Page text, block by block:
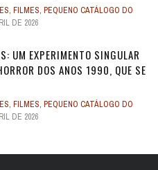
, FILMES, PEQUENO CATÁLOGO DO
DE 2026
UM EXPERIMENTO SINGULAR
DOS ANOS 1990, QUE SE
, FILMES, PEQUENO CATÁLOGO DO
DE 2026